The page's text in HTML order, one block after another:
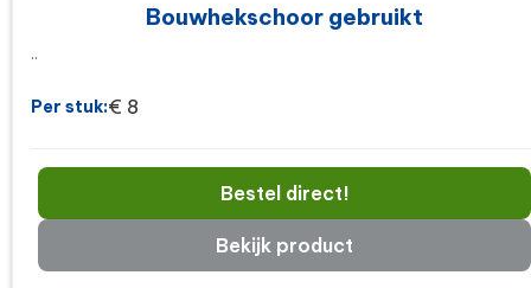
Bouwhekschoor gebruikt
..
Per stuk:€ 8
Bestel direct!
Bekijk product